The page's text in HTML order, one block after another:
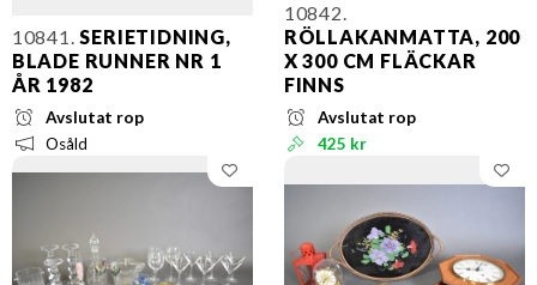
10841. SERIETIDNING,
BLADE RUNNER NR 1
ÅR 1982
Avslutat rop
Osåld
10842.
RÖLLAKANMATTA, 200
X 300 CM FLÄCKAR
FINNS
Avslutat rop
425 kr